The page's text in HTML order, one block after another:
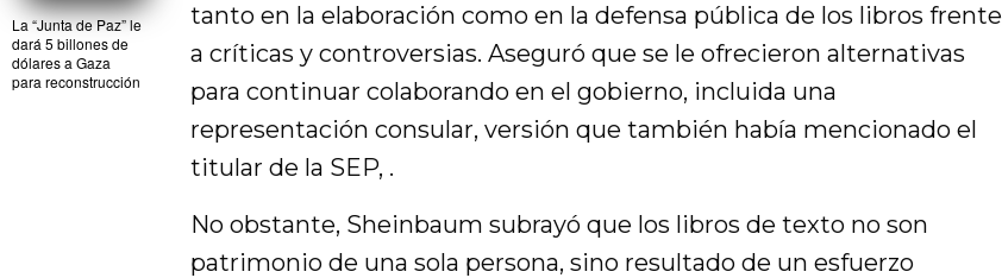
La “Junta de Paz” le
dará 5 billones de
dólares a Gaza
para reconstrucción
tanto en la elaboración como en la defensa pública de los libros frente
a críticas y controversias. Aseguró que se le ofrecieron alternativas
para continuar colaborando en el gobierno, incluida una
representación consular, versión que también había mencionado el
titular de la SEP, .
No obstante, Sheinbaum subrayó que los libros de texto no son
patrimonio de una sola persona, sino resultado de un esfuerzo